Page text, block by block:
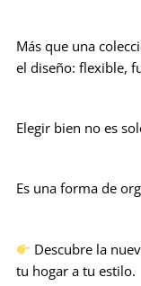
Más que una
el diseño: flexible,
Elegir bien no es
Es una forma de
Descubre la
tu hogar a tu estilo.